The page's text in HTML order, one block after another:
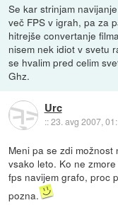
Se kar strinjam
več FPS v igrah, pa za
hitrejše convertanje
nisem nek idiot v svetu
se hvalim pred celim
Ghz.
Urc
::23. avg 2007,
Meni pa se zdi
vsako leto. Ko ne
fps navijem grafo, proc
pozna.